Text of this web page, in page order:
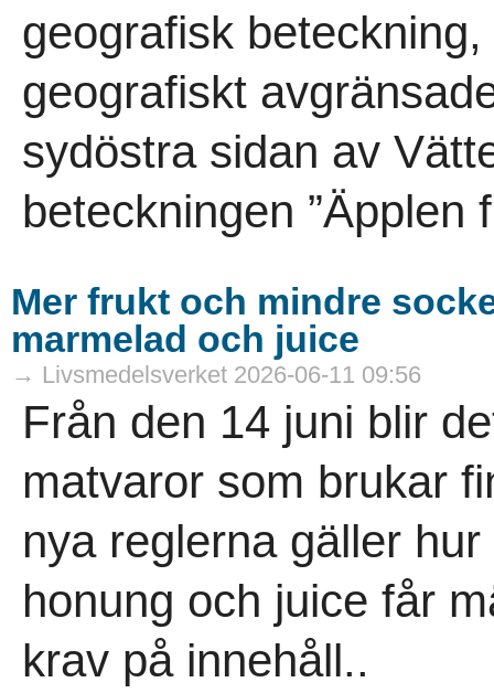
geografisk
geografiskt
sydöstra sidan av
beteckningen ”Äpplen
Mer frukt och mindre
marmelad och juice
→ Livsmedelsverket 2026-06-11 09:56
Från den 14 juni blir
matvaror som brukar
nya reglerna gäller
honung och juice får
krav på innehåll..